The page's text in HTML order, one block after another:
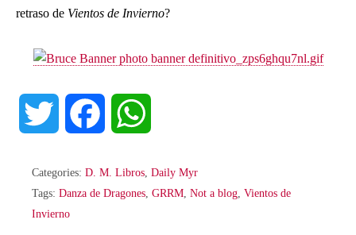
retraso de Vientos de Invierno?
i c a
Categories: D. M. Libros Daily Myr
Tags: Danza de Dragones GRRM Not a blog Vientos de
Invierno